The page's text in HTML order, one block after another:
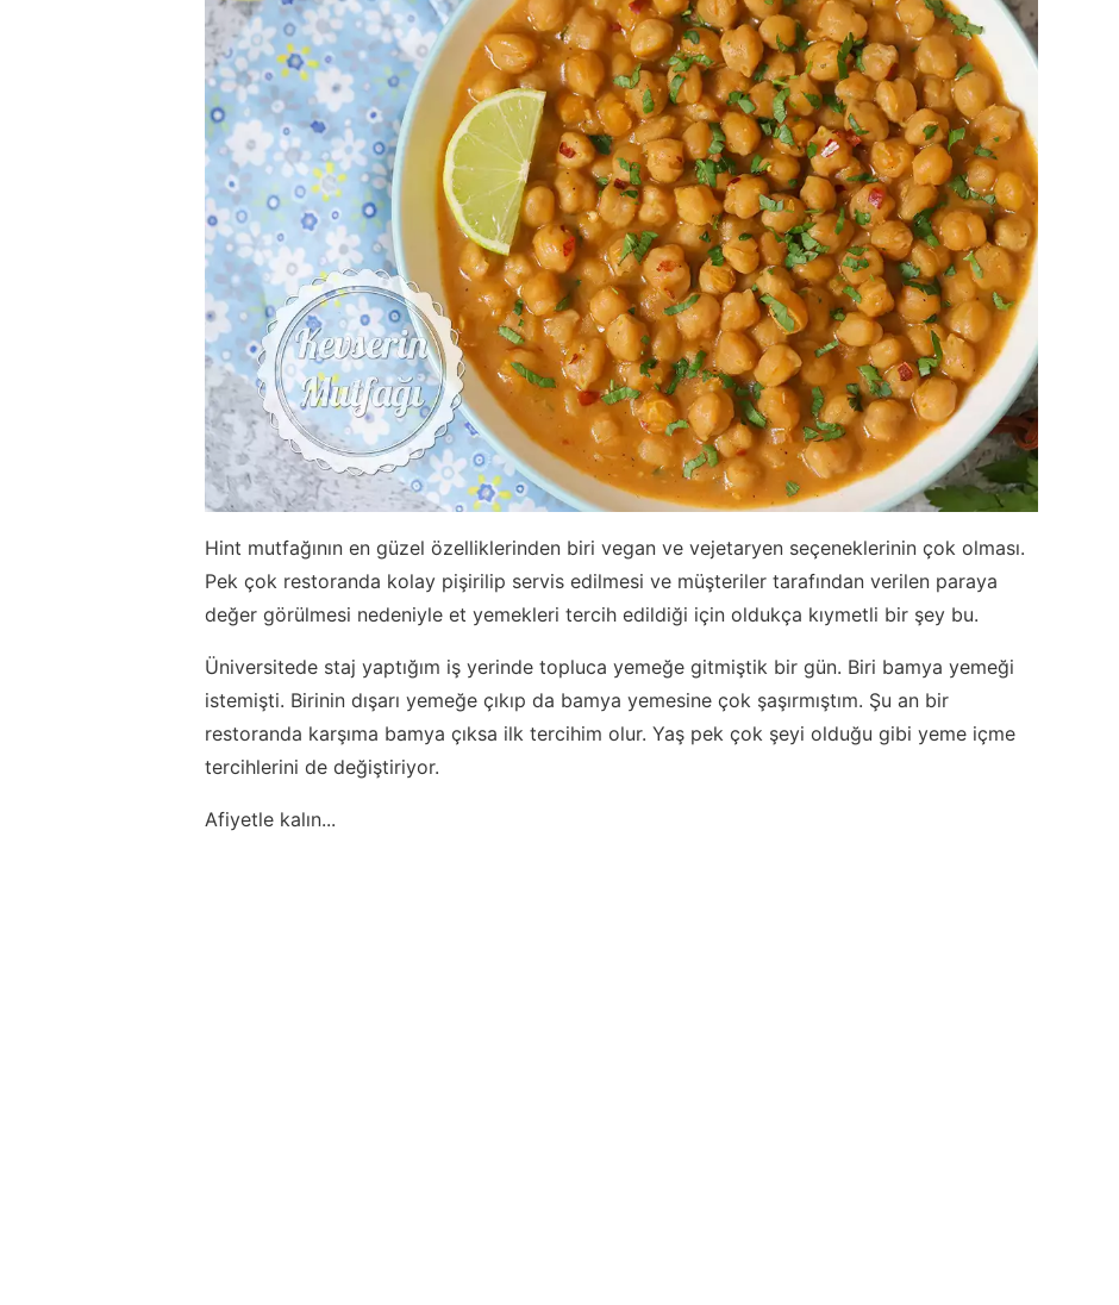
Hint mutfağının en güzel özelliklerinden biri vegan ve vejetaryen seçeneklerinin çok olması.
Pek çok restoranda kolay pişirilip servis edilmesi ve müşteriler tarafından verilen paraya
değer görülmesi nedeniyle et yemekleri tercih edildiği için oldukça kıymetli bir şey bu.
Üniversitede staj yaptığım iş yerinde topluca yemeğe gitmiştik bir gün. Biri bamya yemeği
istemişti. Birinin dışarı yemeğe çıkıp da bamya yemesine çok şaşırmıştım. Şu an bir
restoranda karşıma bamya çıksa ilk tercihim olur. Yaş pek çok şeyi olduğu gibi yeme içme
tercihlerini de değiştiriyor.
Afiyetle kalın...